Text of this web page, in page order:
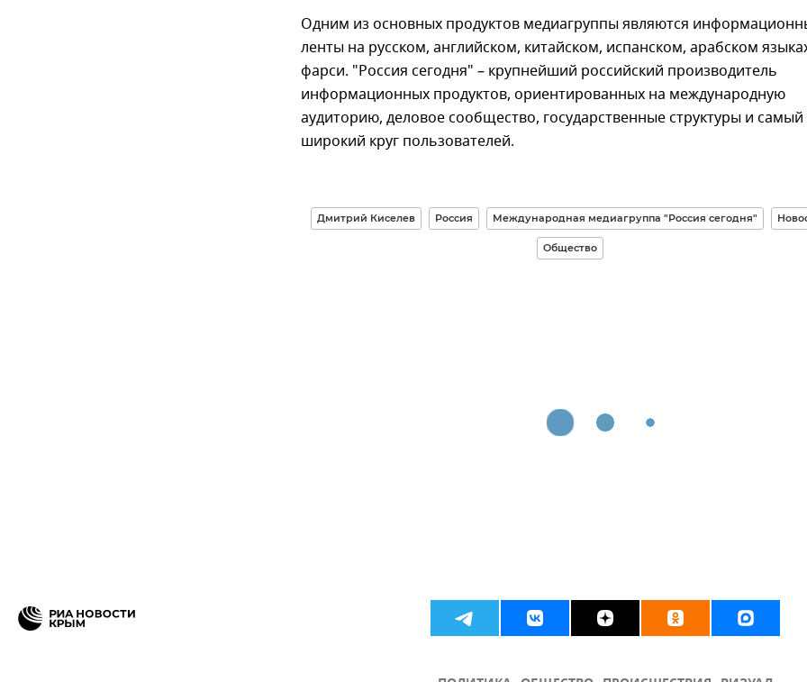
Одним из основных продуктов медиагруппы являются
ленты на русском, английском, китайском, испанском, арабском
фарси. "Россия сегодня" – крупнейший российский производитель
информационных продуктов, ориентированных на международную
аудиторию, деловое сообщество, государственные структуры и самый
широкий круг пользователей.
Дмитрий Киселев Россия Международная медиагруппа "Россия сегодня"
Общество